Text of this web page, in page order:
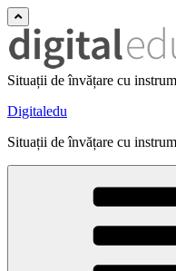
Situații de învățare cu
Digitaledu
Situații de învățare cu